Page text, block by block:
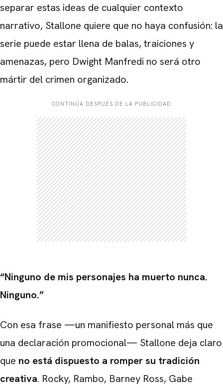
separar estas ideas de cualquier contexto
narrativo, Stallone quiere que no haya confusión: la
serie puede estar llena de balas, traiciones y
amenazas, pero Dwight Manfredi no será otro
mártir del crimen organizado.
CONTINÚA DESPUÉS DE LA PUBLICIDAD
“Ninguno de mis personajes ha muerto nunca.
Ninguno.”
Con esa frase —un manifiesto personal más que
una declaración promocional— Stallone deja claro
que no está dispuesto a romper su tradición
creativa. Rocky, Rambo, Barney Ross, Gabe
CARREGANDO PUBLICIDADE